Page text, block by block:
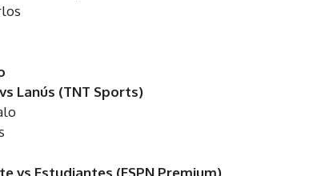
Lanús (TNT Sports)
vs Estudiantes (ESPN Premium)